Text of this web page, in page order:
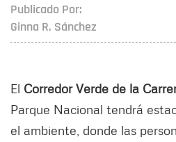
Publicado Por:
Ginna R. Sánchez
El Corredor Verde de la
Parque Nacional tendrá
el ambiente, donde las